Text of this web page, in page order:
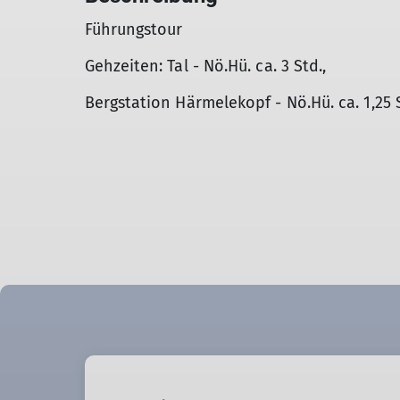
Führungstour
Gehzeiten: Tal - Nö.Hü. ca. 3 Std.,
Bergstation Härmelekopf - Nö.Hü. ca. 1,25